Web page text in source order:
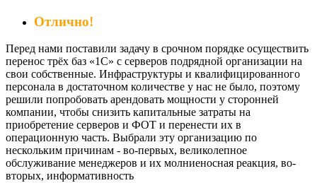
Отлично!
Перед нами поставили задачу в срочном порядке осуществить
перенос трёх баз «1С» с серверов подрядной организации на
свои собственные. Инфраструктуры и квалифицированного
персонала в достаточном количестве у нас не было, поэтому
решили попробовать арендовать мощности у сторонней
компании, чтобы снизить капитальные затраты на
приобретение серверов и ФОТ и перенести их в
операционную часть. Выбрали эту организацию по
нескольким причинам - во-первых, великолепное
обслуживание менеджеров и их молниеносная реакция, во-
вторых, информативность